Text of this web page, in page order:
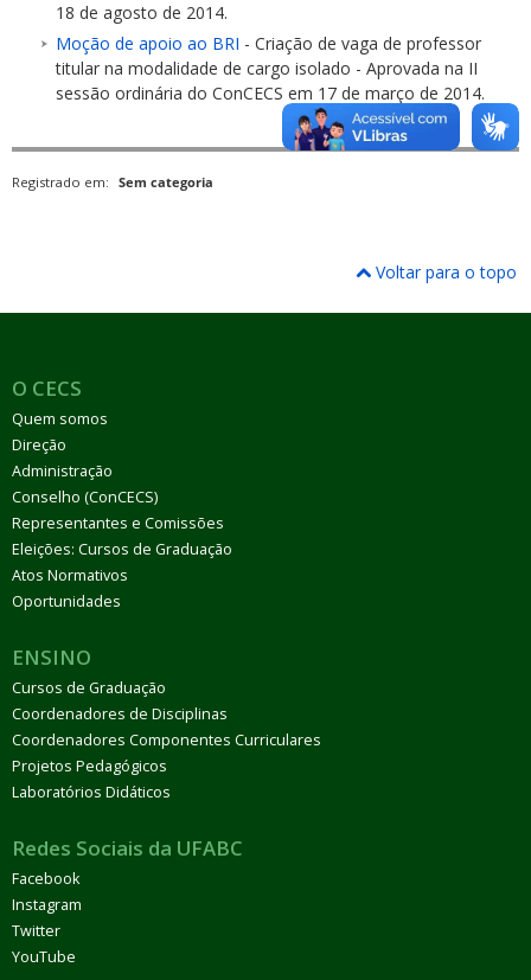
18 de agosto de 2014.
Moção de apoio ao BRI - Criação de vaga de professor
titular na modalidade de cargo isolado - Aprovada na II
sessão ordinária do ConCECS em 17 de março de 2014.
Registrado em: Sem categoria
Voltar para o topo
O CECS
Quem somos
Direção
Administração
Conselho (ConCECS)
Representantes e Comissões
Eleições: Cursos de Graduação
Atos Normativos
Oportunidades
ENSINO
Cursos de Graduação
Coordenadores de Disciplinas
Coordenadores Componentes Curriculares
Projetos Pedagógicos
Laboratórios Didáticos
Redes Sociais da UFABC
Facebook
Instagram
Twitter
YouTube